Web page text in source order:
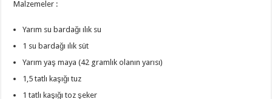
Malzemeler :
Yarım su bardağı ılık su
1 su bardağı ılık süt
Yarım yaş maya (42 gramlık olanın yarısı)
1,5 tatlı kaşığı tuz
1 tatlı kaşığı toz şeker